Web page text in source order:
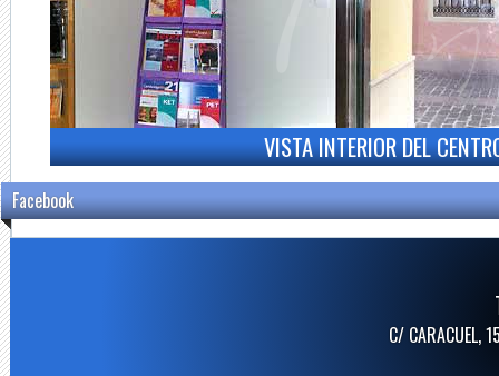
VISTA INTERIOR DEL
Facebook
C/ CARACUEL,